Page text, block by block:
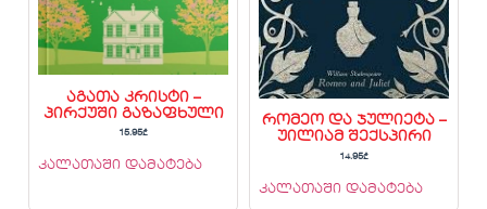
აგათა კრისტი –
პირქუში გაზაფხული
15.95₾
კალათაში დამატება
რომეო და ჯულიეტა –
უილიამ შექსპირი
14.95₾
კალათაში დამატება